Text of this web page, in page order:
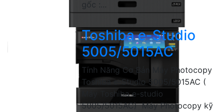
gốc :...
Toshiba e-Studio
5005/5015AC
Tính Năng Cơ Bản Máy Photocopy
Toshiba e-Studio 5005/5015AC (
Máy Toshiba e-studio
5005/5015AC) Máy Photocopy kỹ